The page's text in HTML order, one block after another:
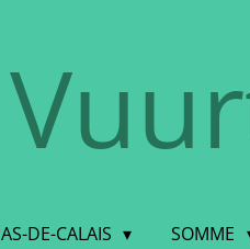
DE-CALAIS SOMME